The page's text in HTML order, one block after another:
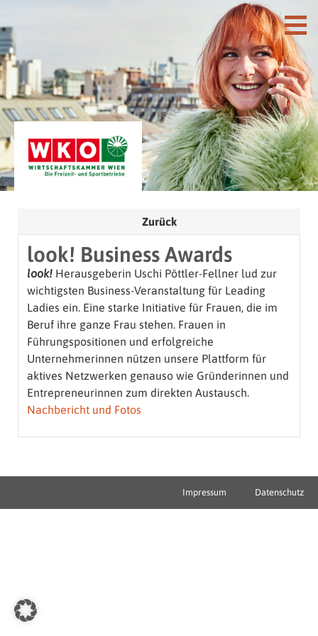
Zurück
look! Business Awards
look! Herausgeberin Uschi Pöttler-Fellner lud zur
wichtigsten Business-Veranstaltung für Leading
Ladies ein. Eine starke Initiative für Frauen, die im
Beruf ihre ganze Frau stehen. Frauen in
Führungspositionen und erfolgreiche
Unternehmerinnen nützen unsere Plattform für
aktives Netzwerken genauso wie Gründerinnen und
Entrepreneurinnen zum direkten Austausch.
Nachbericht und Fotos
Impressum Datenschutz